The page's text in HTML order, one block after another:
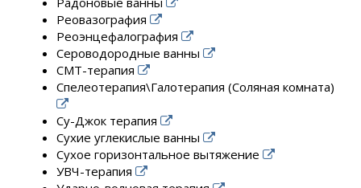
Реовазография
Реоэнцефалография
Сероводородные ванны
СМТ-терапия
Спелеотерапия\Галотерапия (Соляная комната)
Су-Джок терапия
Сухие углекислые ванны
Сухое горизонтальное вытяжение
УВЧ-терапия